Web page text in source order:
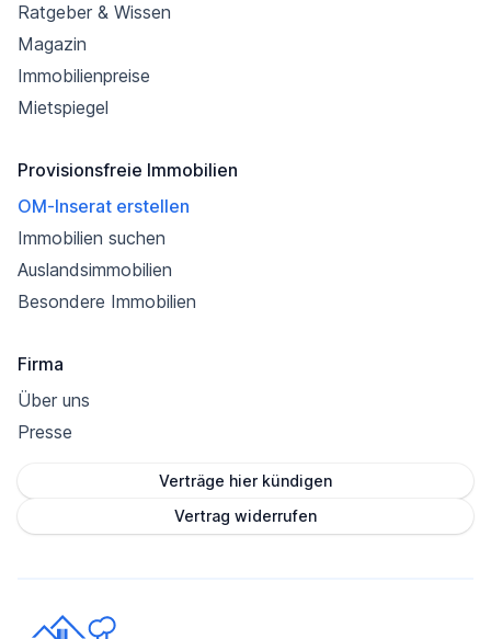
Ratgeber & Wissen
Magazin
Immobilienpreise
Mietspiegel
Provisionsfreie Immobilien
OM-Inserat erstellen
Immobilien suchen
Auslandsimmobilien
Besondere Immobilien
Firma
Über uns
Presse
Verträge hier kündigen
Vertrag widerrufen